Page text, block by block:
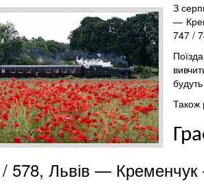
З
—
747 /
Також
578, Львів — Кременчук